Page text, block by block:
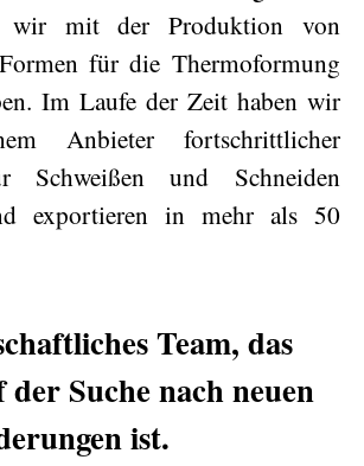
wir mit der Produktion von
für die Thermoformung
Im Laufe der Zeit haben wir
Anbieter fortschrittlicher
Schweißen und Schneiden
exportieren in mehr als 50
Team, das
Suche nach neuen
ist.